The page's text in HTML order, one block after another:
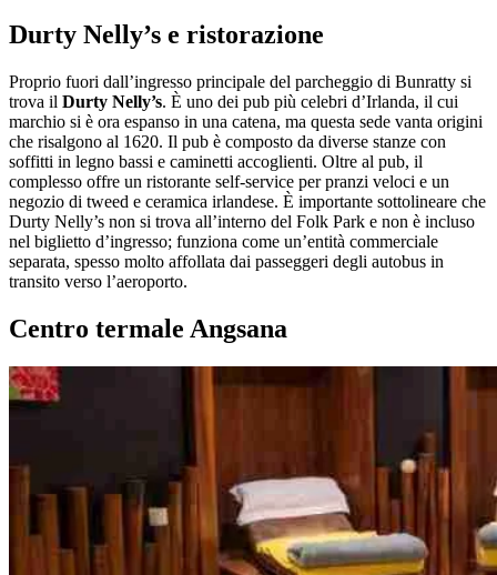
Durty Nelly’s e ristorazione
Proprio fuori dall’ingresso principale del parcheggio di Bunratty si
trova il Durty Nelly’s. È uno dei pub più celebri d’Irlanda, il cui
marchio si è ora espanso in una catena, ma questa sede vanta origini
che risalgono al 1620. Il pub è composto da diverse stanze con
soffitti in legno bassi e caminetti accoglienti. Oltre al pub, il
complesso offre un ristorante self-service per pranzi veloci e un
negozio di tweed e ceramica irlandese. È importante sottolineare che
Durty Nelly’s non si trova all’interno del Folk Park e non è incluso
nel biglietto d’ingresso; funziona come un’entità commerciale
separata, spesso molto affollata dai passeggeri degli autobus in
transito verso l’aeroporto.
Centro termale Angsana